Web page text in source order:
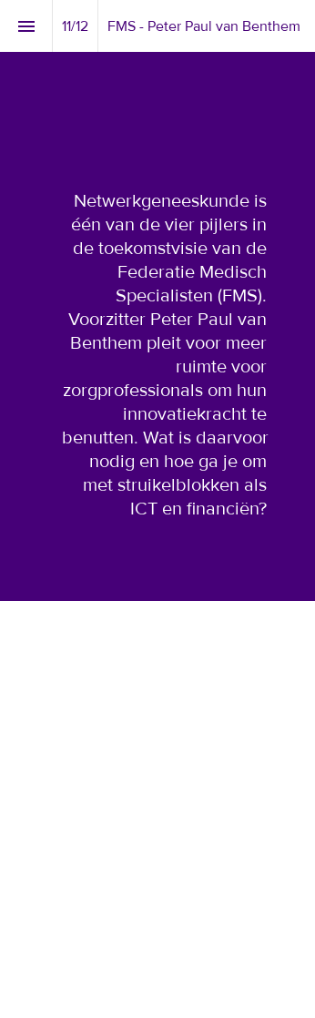
11/12 FMS - Peter Paul van Benthem
Netwerkgeneeskunde is
één van de vier pijlers in
de toekomstvisie van de
Federatie Medisch
Specialisten (FMS).
Voorzitter Peter Paul van
Benthem pleit voor meer
ruimte voor
zorgprofessionals om hun
innovatiekracht te
benutten. Wat is daarvoor
nodig en hoe ga je om
met struikelblokken als
ICT en financiën?